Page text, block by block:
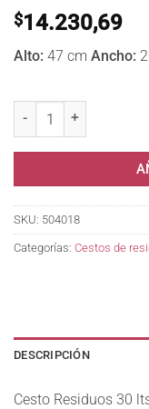
$14.230,69
Alto: 47 cm Ancho:
SKU: 504018
Categorías: Cestos de
DESCRIPCIÓN
Cesto Residuos 30